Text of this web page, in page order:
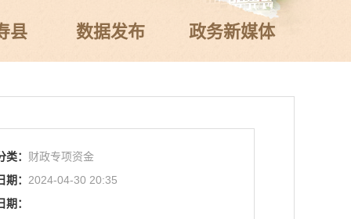
县 数据发布 政务新媒体
类： 财政专项资金
期： 2024-04-30 20:35
期：